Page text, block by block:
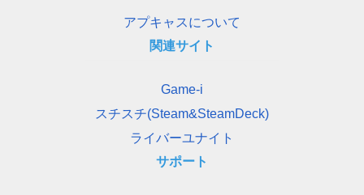
アプキャスについて
関連サイト
Game-i
スチスチ(Steam&SteamDeck)
ライバーユナイト
サポート